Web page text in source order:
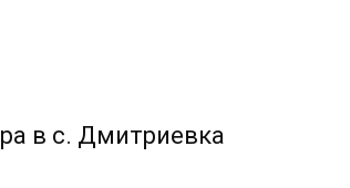
в с. Дмитриевка